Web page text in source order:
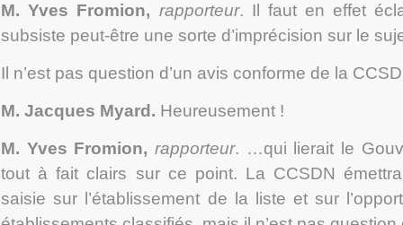
M. Yves Fromion, rapporteur. Il faut en effet
subsiste peut-être une sorte d’imprécision sur le
Il n’est pas question d’un avis conforme de la
M. Jacques Myard . Heureusement !
M. Yves Fromion,rapporteur. …qui lierait le
tout à fait clairs sur ce point. La CCSDN
saisie sur l’établissement de la liste et sur